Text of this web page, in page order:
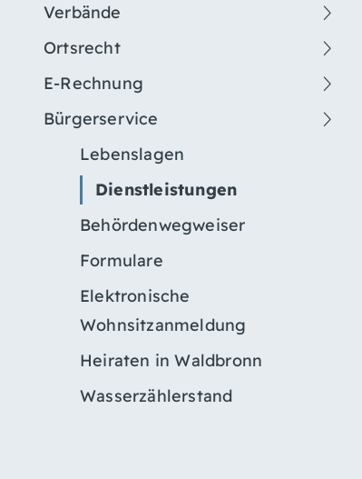
Verbände
Ortsrecht
E-Rechnung
Bürgerservice
Lebenslagen
Dienstleistungen
Behördenwegweiser
Formulare
Elektronische
Wohnsitzanmeldung
Heiraten in Waldbronn
Wasserzählerstand